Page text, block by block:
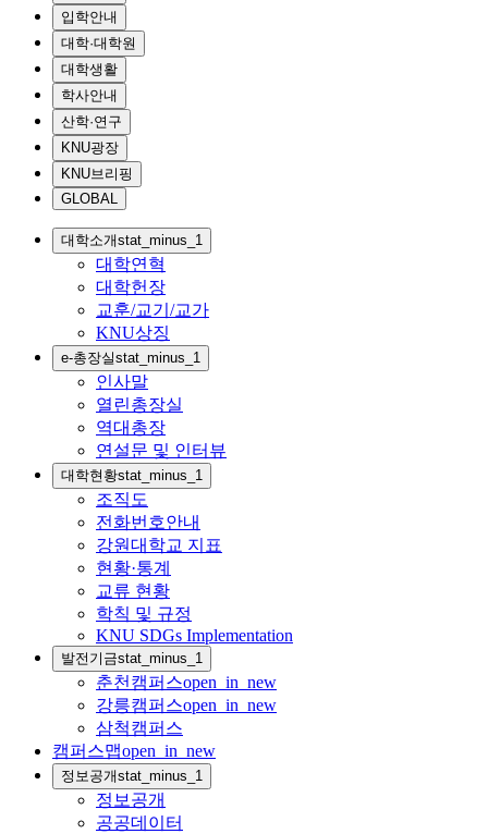
입학안내
대학·대학원
대학생활
학사안내
산학·연구
KNU광장
KNU브리핑
GLOBAL
대학소개stat_minus_1
대학연혁
대학헌장
교훈/교기/교가
KNU상징
e-총장실stat_minus_1
인사말
열린총장실
역대총장
연설문 및 인터뷰
대학현황stat_minus_1
조직도
전화번호안내
강원대학교 지표
현황·통계
교류 현황
학칙 및 규정
KNU SDGs Implementation
발전기금stat_minus_1
춘천캠퍼스open_in_new
강릉캠퍼스open_in_new
삼척캠퍼스
캠퍼스맵open_in_new
정보공개stat_minus_1
정보공개
공공데이터